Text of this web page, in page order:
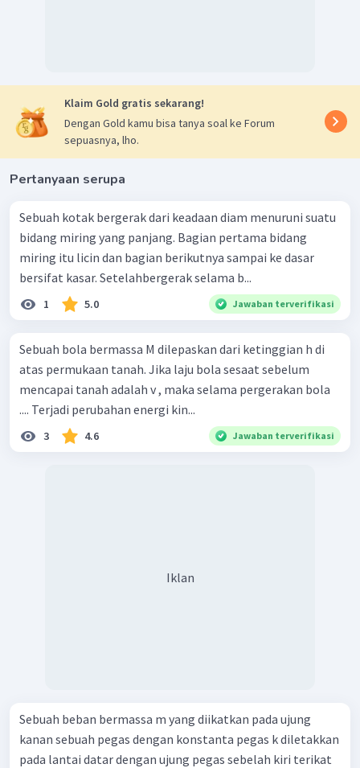
Klaim Gold gratis sekarang!
Dengan Gold kamu bisa tanya soal ke Forum
sepuasnya, lho.
Pertanyaan serupa
Sebuah kotak bergerak dari keadaan diam menuruni suatu
bidang miring yang panjang. Bagian pertama bidang
miring itu licin dan bagian berikutnya sampai ke dasar
bersifat kasar. Setelahbergerak selama b...
1 5.0 Jawaban terverifikasi
Sebuah bola bermassa M dilepaskan dari ketinggian h di
atas permukaan tanah. Jika laju bola sesaat sebelum
mencapai tanah adalah v , maka selama pergerakan bola
.... Terjadi perubahan energi kin...
3 4.6 Jawaban terverifikasi
Iklan
Sebuah beban bermassa m yang diikatkan pada ujung
kanan sebuah pegas dengan konstanta pegas k diletakkan
pada lantai datar dengan ujung pegas sebelah kiri terikat